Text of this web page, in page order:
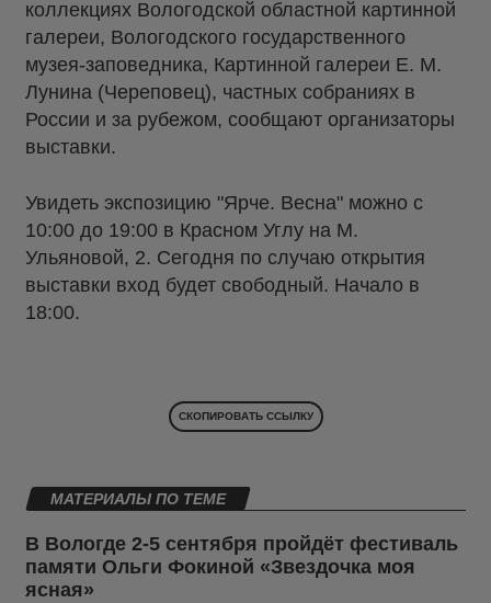
коллекциях Вологодской областной картинной
галереи, Вологодского государственного
музея-заповедника, Картинной галереи Е. М.
Лунина (Череповец), частных собраниях в
России и за рубежом, сообщают организаторы
выставки.
Увидеть экспозицию "Ярче. Весна" можно с
10:00 до 19:00 в Красном Углу на М.
Ульяновой, 2. Сегодня по случаю открытия
выставки вход будет свободный. Начало в
18:00.
СКОПИРОВАТЬ ССЫЛКУ
МАТЕРИАЛЫ ПО ТЕМЕ
В Вологде 2-5 сентября пройдёт фестиваль
памяти Ольги Фокиной «Звездочка моя
ясная»